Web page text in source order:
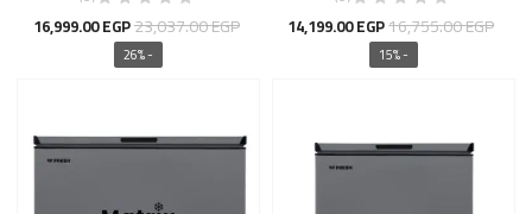
16,755.00EGP
السعر
الأصلي
14,199.00EGP
السعر
- 15%
23,037.00EGP
السعر
الأصلي
16,999.00EGP
- 26%